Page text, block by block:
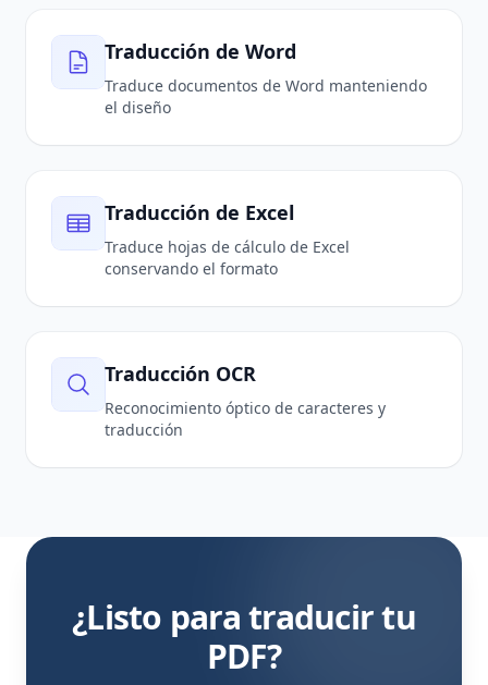
Traducción de Word
Traduce documentos de Word manteniendo
el diseño
Traducción de Excel
Traduce hojas de cálculo de Excel
conservando el formato
Traducción OCR
Reconocimiento óptico de caracteres y
traducción
¿Listo para traducir tu
PDF?